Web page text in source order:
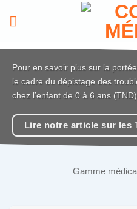
Pour en savoir plus sur la
le cadre du dépistage des
chez l’enfant de 0 à 6 ans
Lire notre article sur les
Gamme